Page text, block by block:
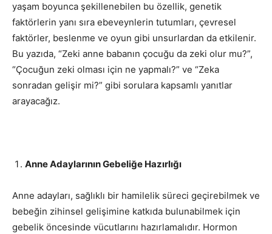
yaşam boyunca şekillenebilen bu özellik, genetik
faktörlerin yanı sıra ebeveynlerin tutumları, çevresel
faktörler, beslenme ve oyun gibi unsurlardan da etkilenir.
Bu yazıda, “Zeki anne babanın çocuğu da zeki olur mu?”,
“Çocuğun zeki olması için ne yapmalı?” ve “Zeka
sonradan gelişir mi?” gibi sorulara kapsamlı yanıtlar
arayacağız.
Anne Adaylarının Gebeliğe Hazırlığı
Anne adayları, sağlıklı bir hamilelik süreci geçirebilmek ve
bebeğin zihinsel gelişimine katkıda bulunabilmek için
gebelik öncesinde vücutlarını hazırlamalıdır. Hormon